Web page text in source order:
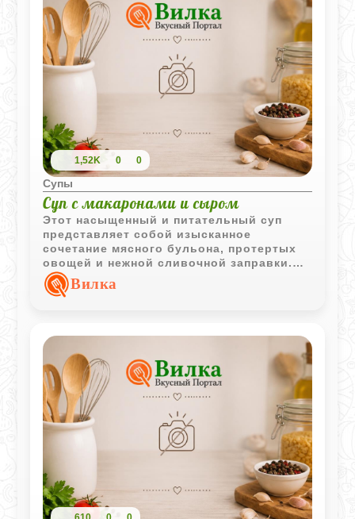
1,52K 0 0
Супы
Суп с макаронами и сыром
Этот насыщенный и питательный суп
представляет собой изысканное
сочетание мясного бульона, протертых
овощей и нежной сливочной заправки.
Благодаря добавлению яичных желтков
и сливок текстура блюда становится
Вилка